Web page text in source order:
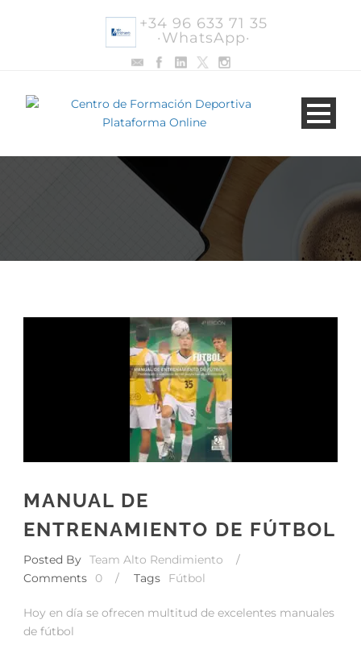
+34 96 633 71 35
·WhatsApp·
MANUAL DE
ENTRENAMIENTO DE FÚTBOL
Posted By Team Alto Rendimiento
/
Comments
0 / Tags Fútbol
Hoy en día se ofrecen multitud de excelentes manuales
de fútbol